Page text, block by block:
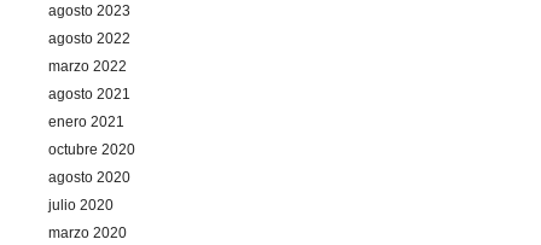
agosto 2023
agosto 2022
marzo 2022
agosto 2021
enero 2021
octubre 2020
agosto 2020
julio 2020
marzo 2020